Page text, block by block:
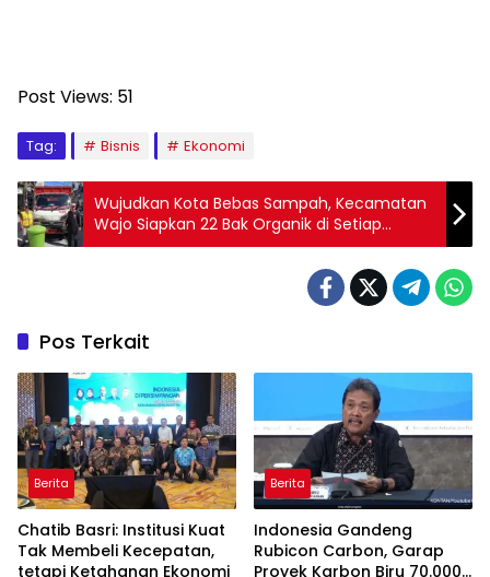
Post Views: 51
Tag: Bisnis Ekonomi
Wujudkan Kota Bebas Sampah, Kecamatan
Wajo Siapkan 22 Bak Organik di Setiap
Armada
Pos Terkait
Berita
Chatib Basri: Institusi Kuat
Tak Membeli Kecepatan,
tetapi Ketahanan Ekonomi
Berita
Indonesia Gandeng
Rubicon Carbon, Garap
Proyek Karbon Biru 70.000